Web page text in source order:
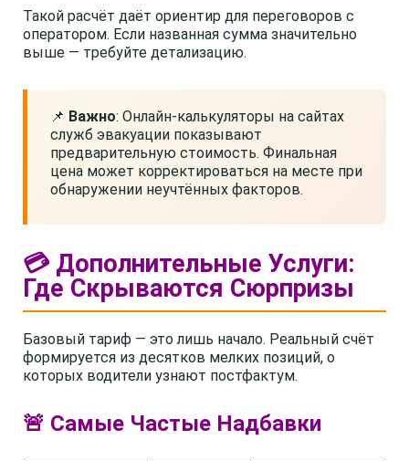
Такой расчёт даёт ориентир для переговоров с
оператором. Если названная сумма значительно
выше — требуйте детализацию.
📌 Важно: Онлайн-калькуляторы на сайтах
служб эвакуации показывают
предварительную стоимость. Финальная
цена может корректироваться на месте при
обнаружении неучтённых факторов.
💳 Дополнительные Услуги:
Где Скрываются Сюрпризы
Базовый тариф — это лишь начало. Реальный счёт
формируется из десятков мелких позиций, о
которых водители узнают постфактум.
🚨 Самые Частые Надбавки